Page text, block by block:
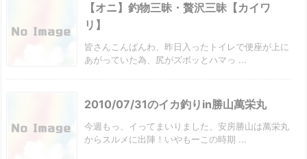
【オニ】釣物三昧・贅沢三昧【カイワ
リ】
皆さんこんばんわ、昨日入ったトイレで便座が上に
あがっていた為、尻がズボッとハマっ ...
2010/07/31のイカ釣りin勝山萬栄丸
今週もっ、イってまいりました、安房勝山は萬栄丸
からスルメに出陣！いやもーこの時期 ...